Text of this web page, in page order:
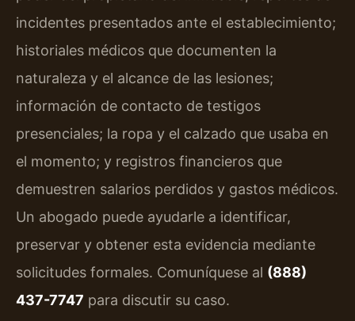
incidentes presentados ante el establecimiento;
historiales médicos que documenten la
naturaleza y el alcance de las lesiones;
información de contacto de testigos
presenciales; la ropa y el calzado que usaba en
el momento; y registros financieros que
demuestren salarios perdidos y gastos médicos.
Un abogado puede ayudarle a identificar,
preservar y obtener esta evidencia mediante
solicitudes formales. Comuníquese al (888)
437-7747 para discutir su caso.